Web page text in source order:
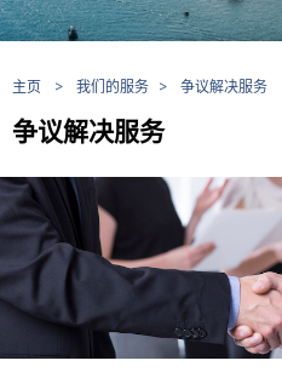
主页 > 我们的服务 > 争议解决服务
争议解决服务